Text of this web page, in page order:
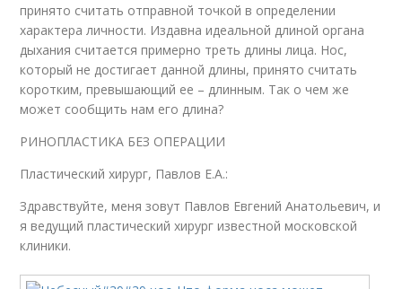
принято считать отправной точкой в определении
характера личности. Издавна идеальной длиной органа
дыхания считается примерно треть длины лица. Нос,
который не достигает данной длины, принято считать
коротким, превышающий ее – длинным. Так о чем же
может сообщить нам его длина?
РИНОПЛАСТИКА БЕЗ ОПЕРАЦИИ
Пластический хирург, Павлов Е.А.:
Здравствуйте, меня зовут Павлов Евгений Анатольевич, и
я ведущий пластический хирург известной московской
клиники.